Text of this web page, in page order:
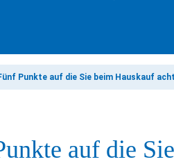
Punkte auf die Sie beim Hauskauf
auf die